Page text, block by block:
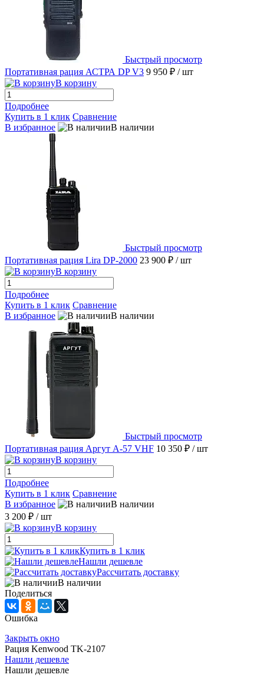
Быстрый просмотр
Портативная рация АСТРА DP V3 9 950 ₽ / шт
В корзину
Подробнее
Купить в 1 клик Сравнение
В избранное
В наличии
Быстрый просмотр
Портативная рация Lira DP-2000 23 900 ₽ / шт
В корзину
Подробнее
Купить в 1 клик Сравнение
В избранное
В наличии
Быстрый просмотр
Портативная рация Аргут А-57 VHF 10 350 ₽ / шт
В корзину
Подробнее
Купить в 1 клик Сравнение
В избранное
В наличии
3 200 ₽ / шт
В корзину
Купить в 1 клик
Нашли дешевле
Рассчитать доставку
В наличии
Поделиться
Ошибка
Закрыть окно
Рация Kenwood TK-2107
Нашли дешевле
Нашли дешевле